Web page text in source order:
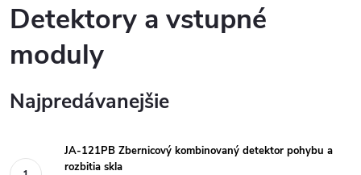
Detektory a vstupné
moduly
Najpredávanejšie
JA-121PB Zbernicový kombinovaný detektor pohybu a
rozbitia skla